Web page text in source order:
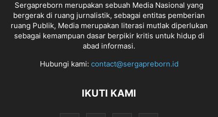
Sergapreborn merupakan sebuah Media Nasional yang
bergerak di ruang jurnalistik, sebagai entitas pemberian
ruang Publik, Media merupakan literasi mutlak diperlukan
sebagai kemampuan dasar berpikir kritis untuk hidup di
abad informasi.
Hubungi kami: contact@sergapreborn.id
IKUTI KAMI